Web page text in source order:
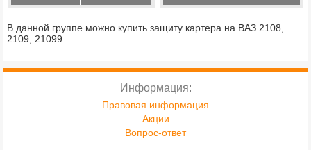
В данной группе можно купить защиту картера на ВАЗ 2108,
2109, 21099
Информация:
Правовая информация
Акции
Вопрос-ответ